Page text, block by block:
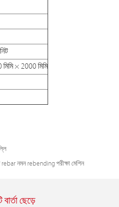
× 2000 মিমি
নমন rebending পরীক্ষা মেশিন
ছেড়ে